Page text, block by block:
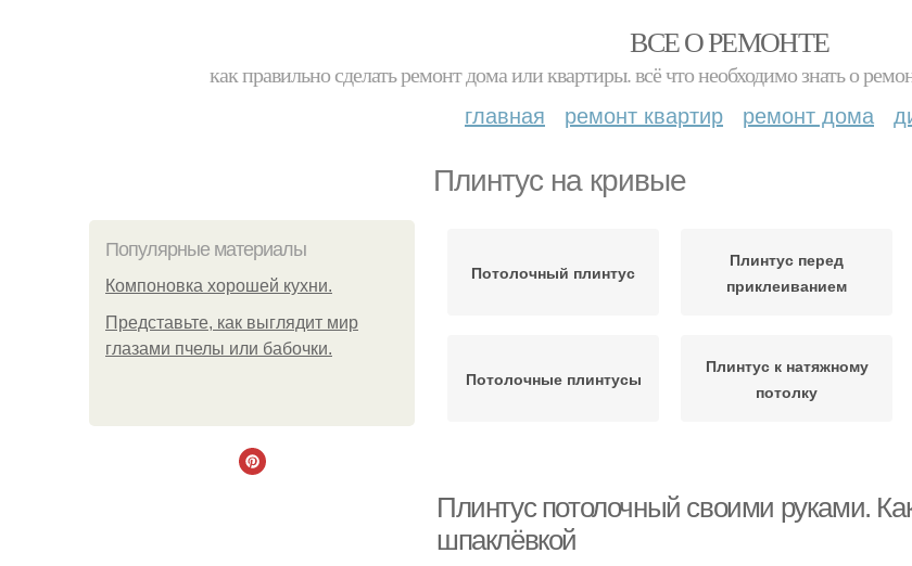
ВСЕ О РЕМОНТЕ
как правильно сделать ремонт дома или квартиры. всё что необходимо знать о
главная ремонт квартир ремонт дома
Плинтус на кривые
Популярные материалы
Компоновка хорошей кухни.
Представьте, как выглядит мир
глазами пчелы или бабочки.
Потолочный плинтус
Плинтус перед
приклеиванием
Потолочные плинтусы
Плинтус к натяжному
потолку
Плинтус потолочный своими руками.
шпаклёвкой